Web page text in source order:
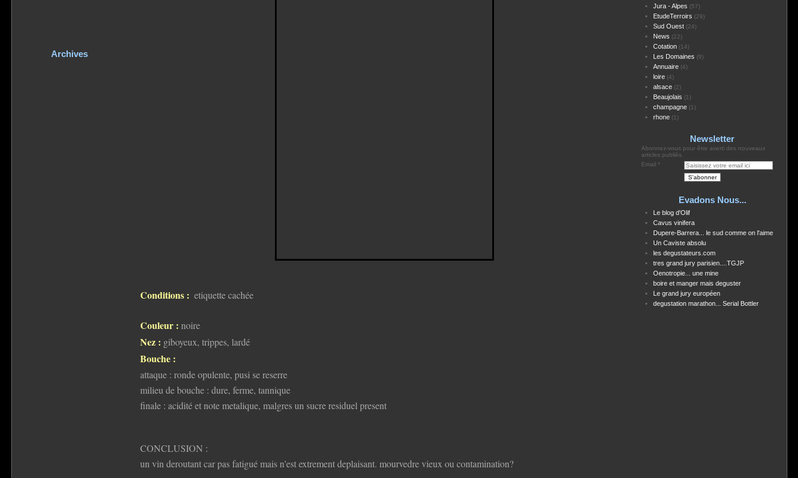
Archives
Conditions : etiquette cachée
Couleur : noire
Nez : giboyeux, trippes, lardé
Bouche :
attaque : ronde opulente, pusi se reserre
milieu de bouche : dure, ferme, tannique
finale : acidité et note metalique, malgres un sucre residuel present
CONCLUSION :
un vin deroutant car pas fatigué mais n'est extrement deplaisant. mourvedre vieux ou contamination?
Jura - Alpes (57)
EtudeTerroirs (29)
Sud Ouest(24)
News (22)
Cotation(14)
Les Domaines (9)
Annuaire(4)
loire(4)
alsace(2)
Beaujolais (1)
champagne(1)
rhone(1)
Newsletter
Abonnez-vous pour être averti des nouveaux
articles publiés.
Email
Evadons Nous...
Le blog d'Olif
Cavus vinifera
Dupere-Barrera... le sud comme on l'aime
Un Caviste absolu
les degustateurs.com
tres grand jury parisien....TGJP
Oenotropie... une mine
boire et manger mais deguster
Le grand jury européen
degustation marathon... Serial Bottler